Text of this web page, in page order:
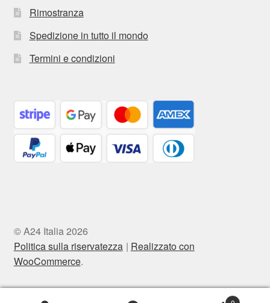
Rimostranza
Spedizione in tutto il mondo
Termini e condizioni
© A24 Italia 2026
Politica sulla riservatezza
Realizzato con
WooCommerce.